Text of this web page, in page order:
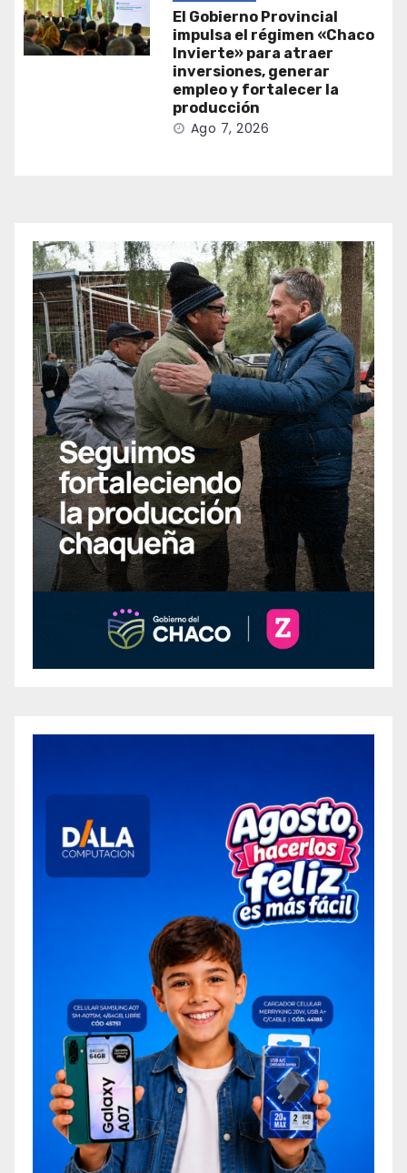
El Gobierno Provincial
impulsa el régimen «Chaco
Invierte» para atraer
inversiones, generar
empleo y fortalecer la
producción
Ago 7, 2026